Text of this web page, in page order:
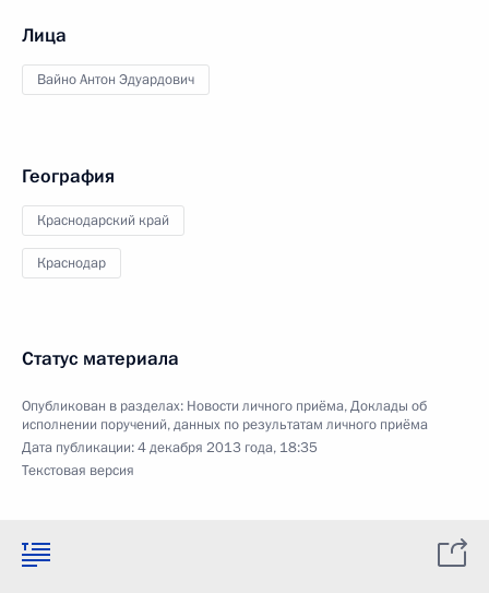
Лица
Вайно Антон Эдуардович
География
Краснодарский край
Краснодар
Статус материала
Опубликован в разделах: Новости личного приёма,Доклады об
исполнении поручений, данных по результатам личного приёма
Дата публикации:4 декабря 2013 года, 18:35
Текстовая версия